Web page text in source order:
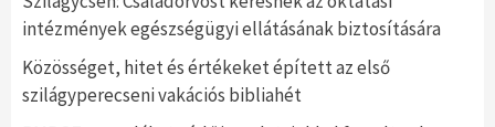
intézmények egészségügyi ellátásának biztosítására
Közösséget, hitet és értékeket épített az első
szilágyperecseni vakációs bibliahét